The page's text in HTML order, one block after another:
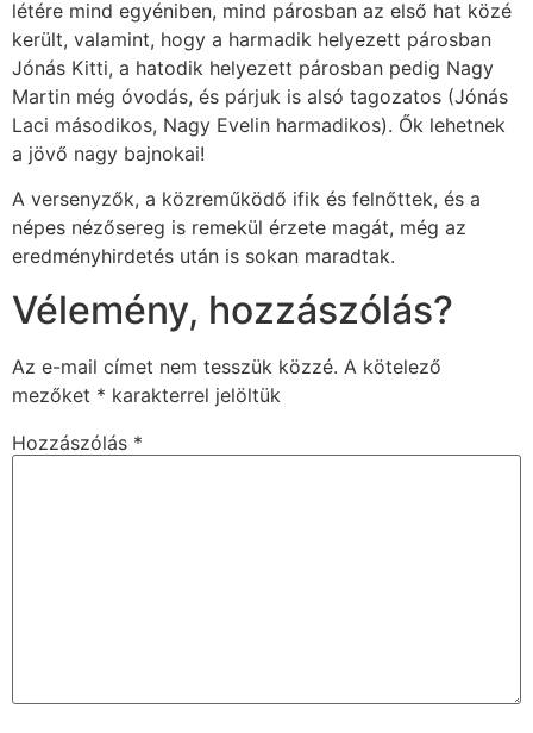
létére mind egyéniben, mind párosban az első hat közé
került, valamint, hogy a harmadik helyezett párosban
Jónás Kitti, a hatodik helyezett párosban pedig Nagy
Martin még óvodás, és párjuk is alsó tagozatos (Jónás
Laci másodikos, Nagy Evelin harmadikos). Ők lehetnek
a jövő nagy bajnokai!
A versenyzők, a közreműködő ifik és felnőttek, és a
népes nézősereg is remekül érzete magát, még az
eredményhirdetés után is sokan maradtak.
Vélemény, hozzászólás?
Az e-mail címet nem tesszük közzé. A kötelező
mezőket * karakterrel jelöltük
Hozzászólás *